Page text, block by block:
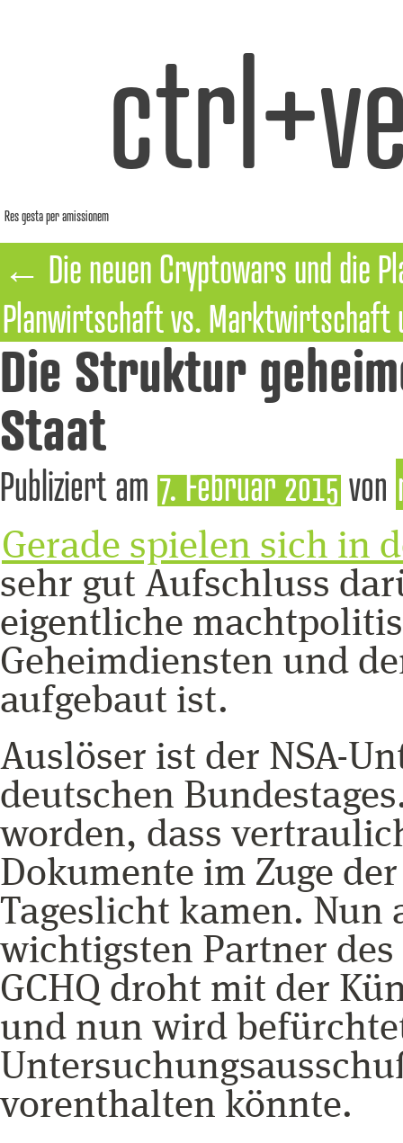
Res gesta per amissionem
← Die neuen Cryptowars und die
Planwirtschaft vs. Marktwirtschaft
Die Struktur
Staat
Publiziert am 7. Februar 2015von
Gerade spielen sich in
sehr gut Aufschluss
eigentliche
Geheimdiensten und
aufgebaut ist.
Auslöser ist der NSA-
deutschen
worden, dass
Dokumente im Zuge
Tageslicht kamen. Nun
wichtigsten Partner
GCHQ droht mit der
und nun wird
vorenthalten könnte.